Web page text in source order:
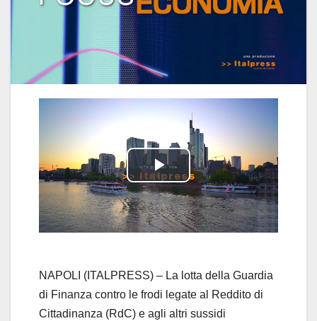
P
l
y
V
NAPOLI (ITALPRESS) – La lotta della Guardia
di Finanza contro le frodi legate al Reddito di
Cittadinanza (RdC) e agli altri sussidi